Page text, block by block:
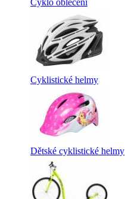
Cyklo oblečení
Cyklistické helmy
Dětské cyklistické helmy